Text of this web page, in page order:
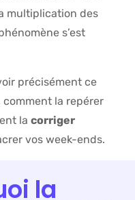
multiplication des
s’est
précisément ce
comment la repérer
la corriger
vos week-ends.
la